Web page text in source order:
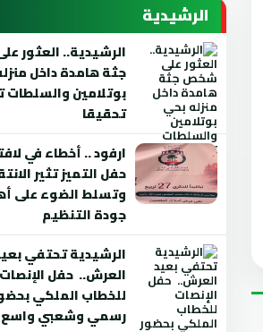
الرشيدية
الرشيدية.. العثور
جثة هامدة داخل
بوتلامين والسلطات
تحقيقا
ارفود .. أخطاء في
حفل التميز تثير
وتسلط الضوء على
جودة التنظيم
الرشيدية تحتفي
العرش.. حفل الإنصات
للخطاب الملكي
رسمي وشعبي واسع